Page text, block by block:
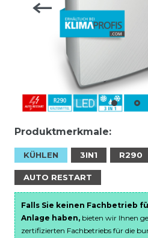
Produktmerkmale:
KÜHLEN 3IN1 R290
AUTO RESTART
Falls Sie keinen Fachbetrieb
Anlage haben, bieten wir Ihnen
zertifizierten Fachbetriebs für die